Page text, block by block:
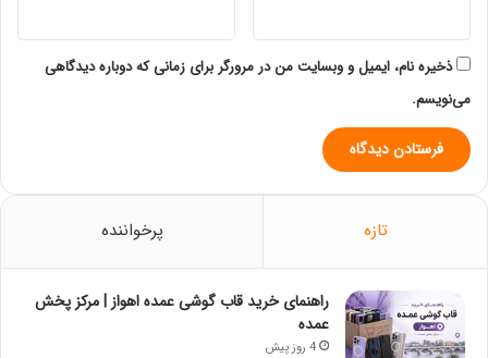
ذخیره نام، ایمیل و وبسایت من در مرورگر برای زمانی که دوباره دیدگاهی
می‌نویسم.
تازه پرخواننده
راهنمای خرید قاب گوشی عمده اهواز | مرکز پخش
عمده
4 روز پیش